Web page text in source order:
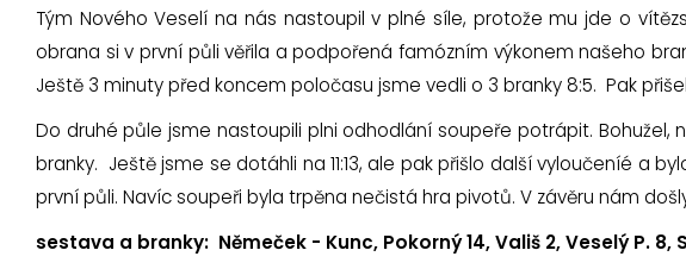
Tým Nového Veselí na nás nastoupil v plné síle, protože mu jde o
obrana si v první půli věřila a podpořená famózním výkonem našeho
Ještě 3 minuty před koncem poločasu jsme vedli o 3 branky 8:5. Pak
Do druhé půle jsme nastoupili plni odhodlání soupeře potrápit.
branky. Ještě jsme se dotáhli na 11:13, ale pak přišlo další vyloučeníé a
první půli. Navíc soupeři byla trpěna nečistá hra pivotů. V závěru nám
sestava a branky: Němeček - Kunc, Pokorný 14, Vališ 2, Veselý P. 8,